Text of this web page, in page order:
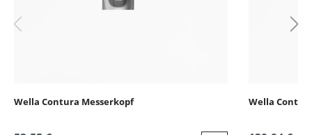
Wella Contura Messerkopf Wella